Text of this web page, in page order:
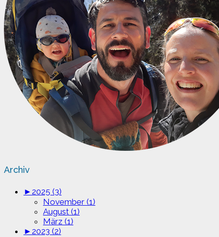
Archiv
► 2025 (3)
November (1)
August (1)
März (1)
► 2023 (2)